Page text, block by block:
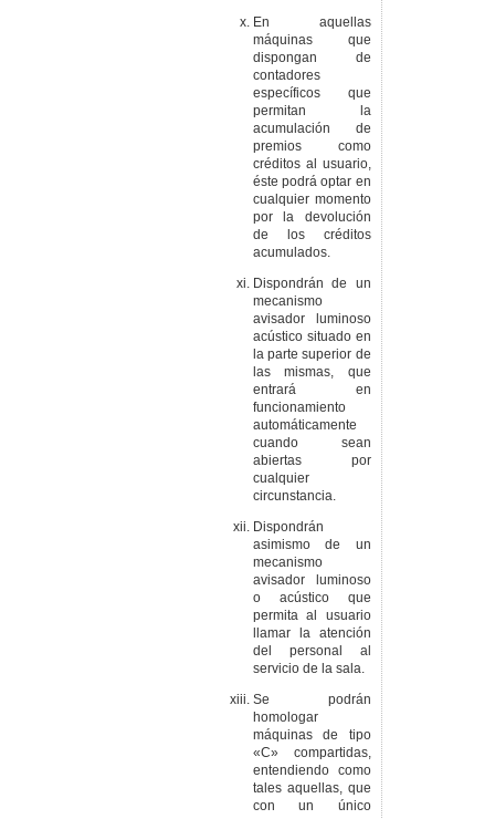
En aquellas
máquinas que
dispongan de
contadores
específicos que
permitan la
acumulación de
premios como
créditos al usuario,
éste podrá optar en
cualquier momento
por la devolución
de los créditos
acumulados.
Dispondrán de un
mecanismo
avisador luminoso
acústico situado en
la parte superior de
las mismas, que
entrará en
funcionamiento
automáticamente
cuando sean
abiertas por
cualquier
circunstancia.
Dispondrán
asimismo de un
mecanismo
avisador luminoso
o acústico que
permita al usuario
llamar la atención
del personal al
servicio de la sala.
Se podrán
homologar
máquinas de tipo
«C» compartidas,
entendiendo como
tales aquellas, que
con un único